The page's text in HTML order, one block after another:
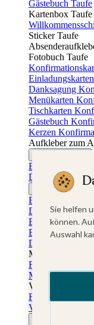
Gästebuch Taufe
Kartenbox Taufe
Sticker Taufe
Fotobuch Taufe
Danksagung
Menükarten
Tischkarten
Gästebuch
Kerzen
Aufkleber zum
Einladungskarten
Dankeskarten
Einladungskarten
Dankeskarten
Danksagung
Muttertag
Fotogeschenke
Muttertagskarten
Vatertag
Fotogeschenke
Vatertagskarten
Sie helfen
können.
Auswahl